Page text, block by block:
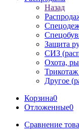
Назад
Защита
СИЗ
Охота,
Другое
Корзина0
Отложенные0
Сравнение